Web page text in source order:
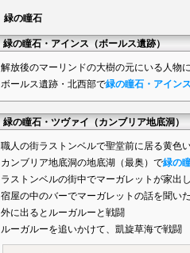
緑の瞳石
緑の瞳石・アインス（ボールス遺跡）
解放後のマーリンドの大樹の元にいる人物
ボールス遺跡・北西部で緑の瞳石・アイン
緑の瞳石・ツヴァイ（カンブリア地底洞）
職人の街ラストンベルで聖堂前に居る黄色
カンブリア地底洞の地底湖（最奥）で緑の
ラストンベルの街中でマーガレットが家出
宿屋の中のバーでマーガレットの話を聞い
外に出るとルーガルーと戦闘
ルーガルーを追いかけて、凱旋草海で戦闘